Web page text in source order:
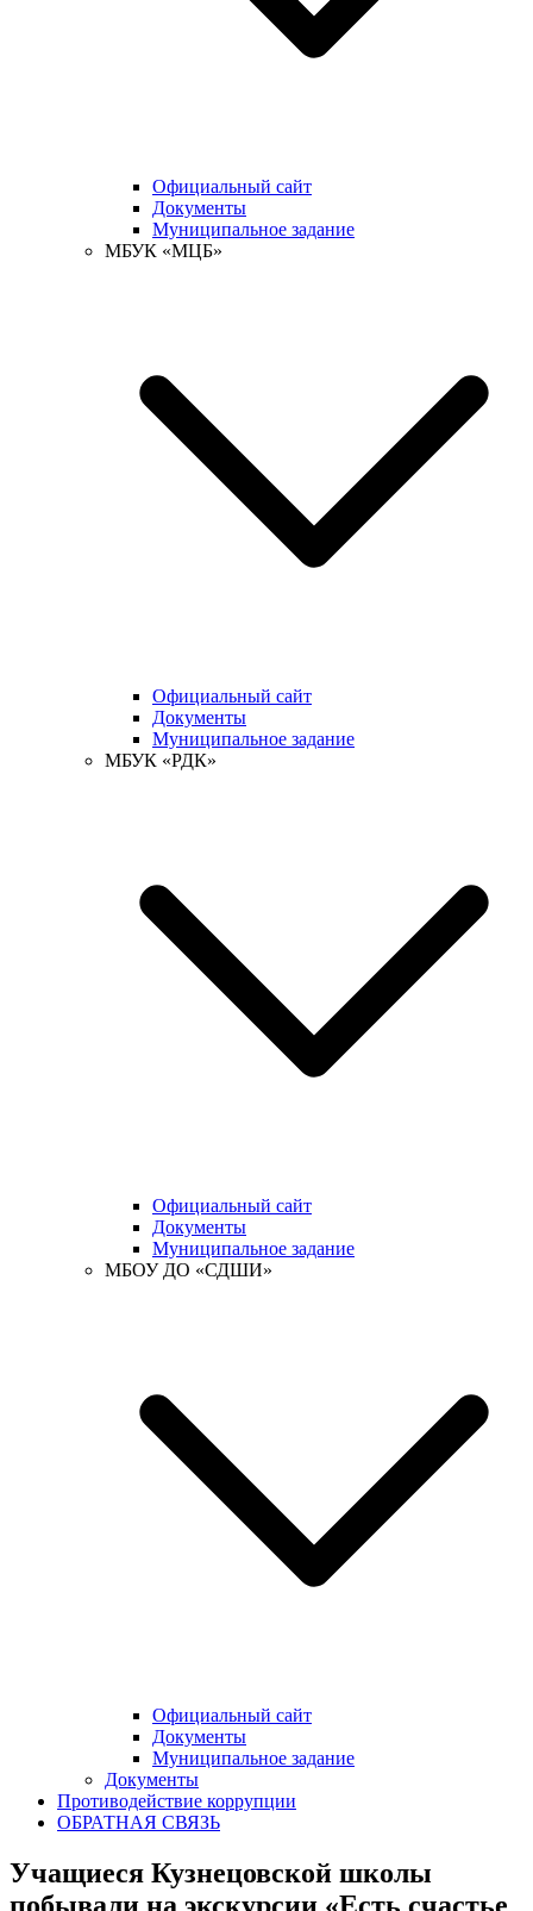
Официальный сайт
Документы
Муниципальное задание
МБУК «МЦБ»
Официальный сайт
Документы
Муниципальное задание
МБУК «РДК»
Официальный сайт
Документы
Муниципальное задание
МБОУ ДО «СДШИ»
Официальный сайт
Документы
Муниципальное задание
Документы
Противодействие коррупции
ОБРАТНАЯ СВЯЗЬ
Учащиеся Кузнецовской школы